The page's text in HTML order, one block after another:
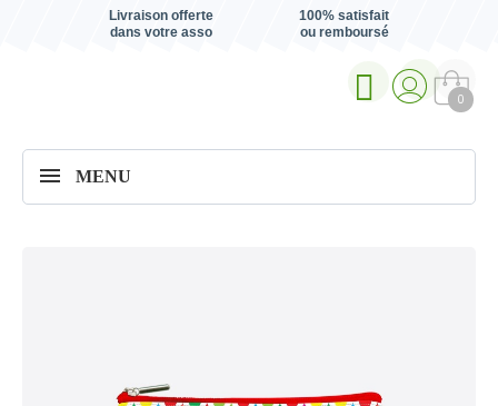
Livraison offerte
dans votre asso
100% satisfait
ou remboursé
0
MENU